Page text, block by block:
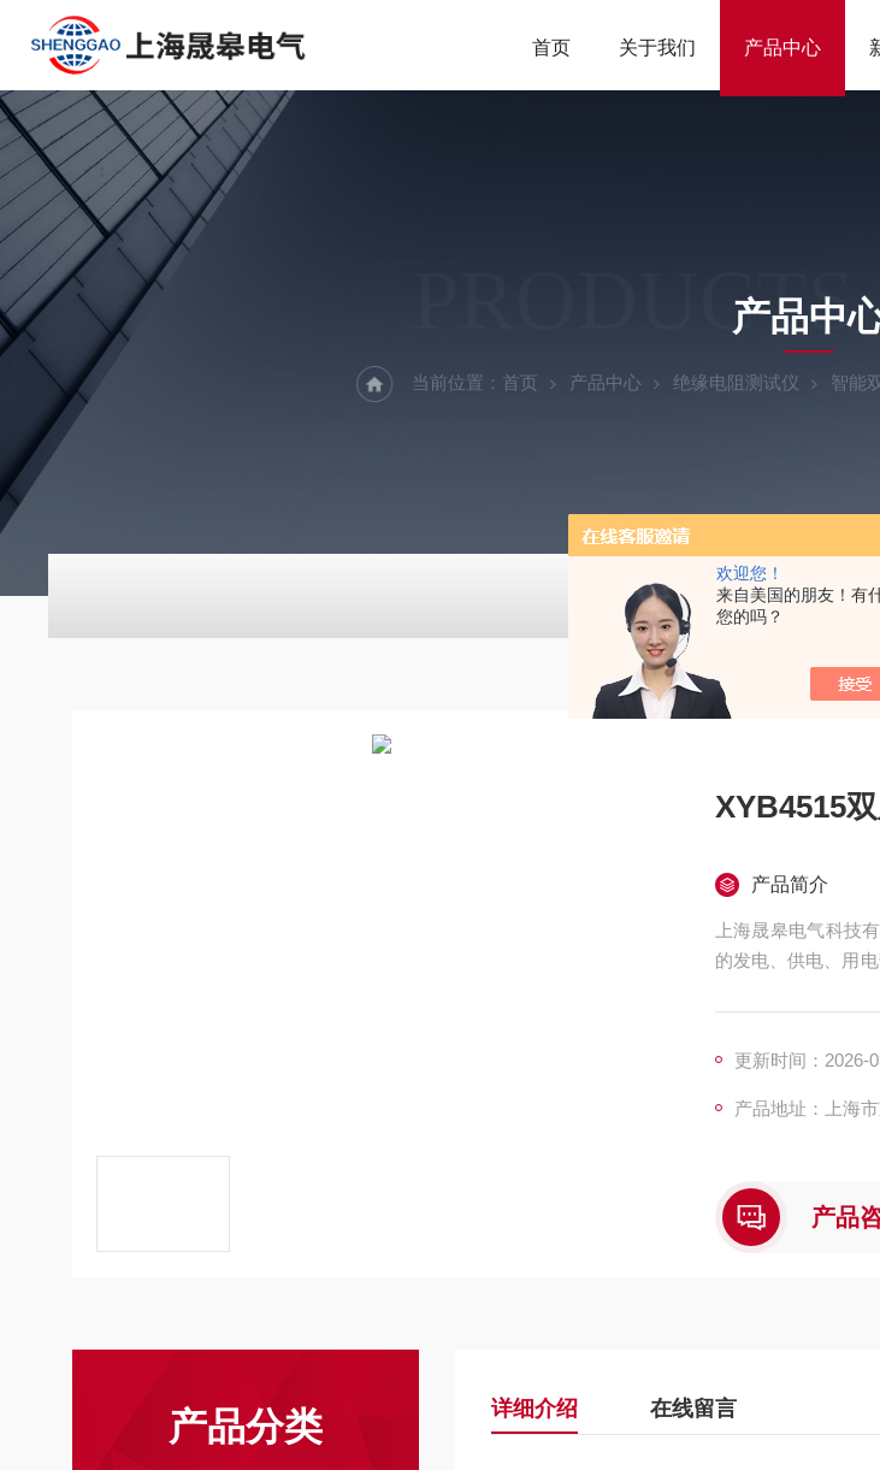
欢迎您！
来自美国的朋友！有
您的吗？
首页 关于我们 产品中心
PRODUCTS
产品中
当前位置： 首页 产品中心 绝缘电阻测试仪 智能
XYB4515
产品简介
上海晟皋电气科技
的发电、供电、用
更新时间：2026-
产品地址：上海
产品
产品分类 详细介绍 在线留言